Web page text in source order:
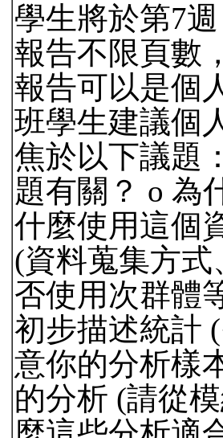
學生將於第7
報告不限頁數
報告可以是個
班學生建議個
焦於以下議題
題有關？ o 為
什麼使用這個
(資料蒐集方
否使用次群體
初步描述統計
意你的分析樣
的分析 (請從